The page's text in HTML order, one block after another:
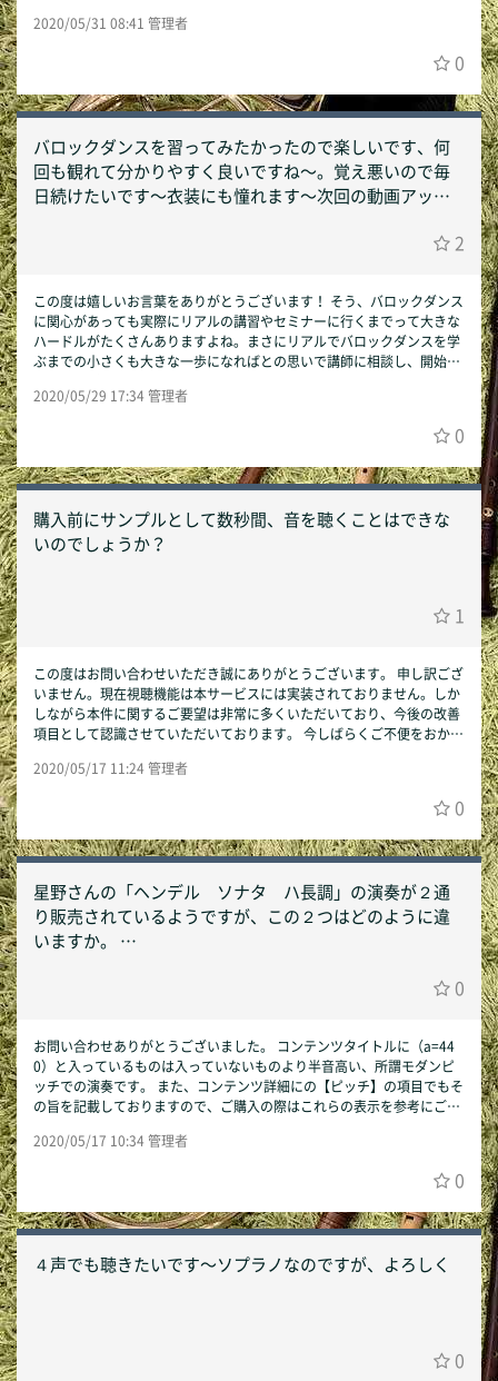
2020/05/31 08:41 管理者
0
バロックダンスを習ってみたかったので楽しいです、何
回も観れて分かりやすく良いですね〜。覚え悪いので毎
日続けたいです〜衣装にも憧れます〜次回の動画アップ
2
この度は嬉しいお言葉をありがとうございます！ そう、バロックダンス
に関心があっても実際にリアルの講習やセミナーに行くまでって大きな
ハードルがたくさんありますよね。まさにリアルでバロックダンスを学
ぶまでの小さくも大きな一歩になればとの思いで講師に相談し、開始し
でいただけますと幸いです。 今後ともSmart Accompanistどうぞよろ
2020/05/29 17:34 管理者
0
購入前にサンプルとして数秒間、音を聴くことはできな
いのでしょうか？
1
この度はお問い合わせいただき誠にありがとうございます。 申し訳ござ
いません。現在視聴機能は本サービスには実装されておりません。しか
しながら本件に関するご要望は非常に多くいただいており、今後の改善
項目として認識させていただいております。 今しばらくご不便をおかけ
す。 Smart Accompanist運営事務局
2020/05/17 11:24 管理者
0
星野さんの「ヘンデル ソナタ ハ長調」の演奏が２通
り販売されているようですが、この２つはどのように違
いますか。
えられるでしょうか。
0
お問い合わせありがとうございました。 コンテンツタイトルに（a=44
0）と入っているものは入っていないものより半音高い、所謂モダンピ
ッチでの演奏です。 また、コンテンツ詳細にの【ピッチ】の項目でもそ
の旨を記載しておりますので、ご購入の際はこれらの表示を参考にご購
2020/05/17 10:34 管理者
0
４声でも聴きたいです〜ソプラノなのですが、よろしく
0